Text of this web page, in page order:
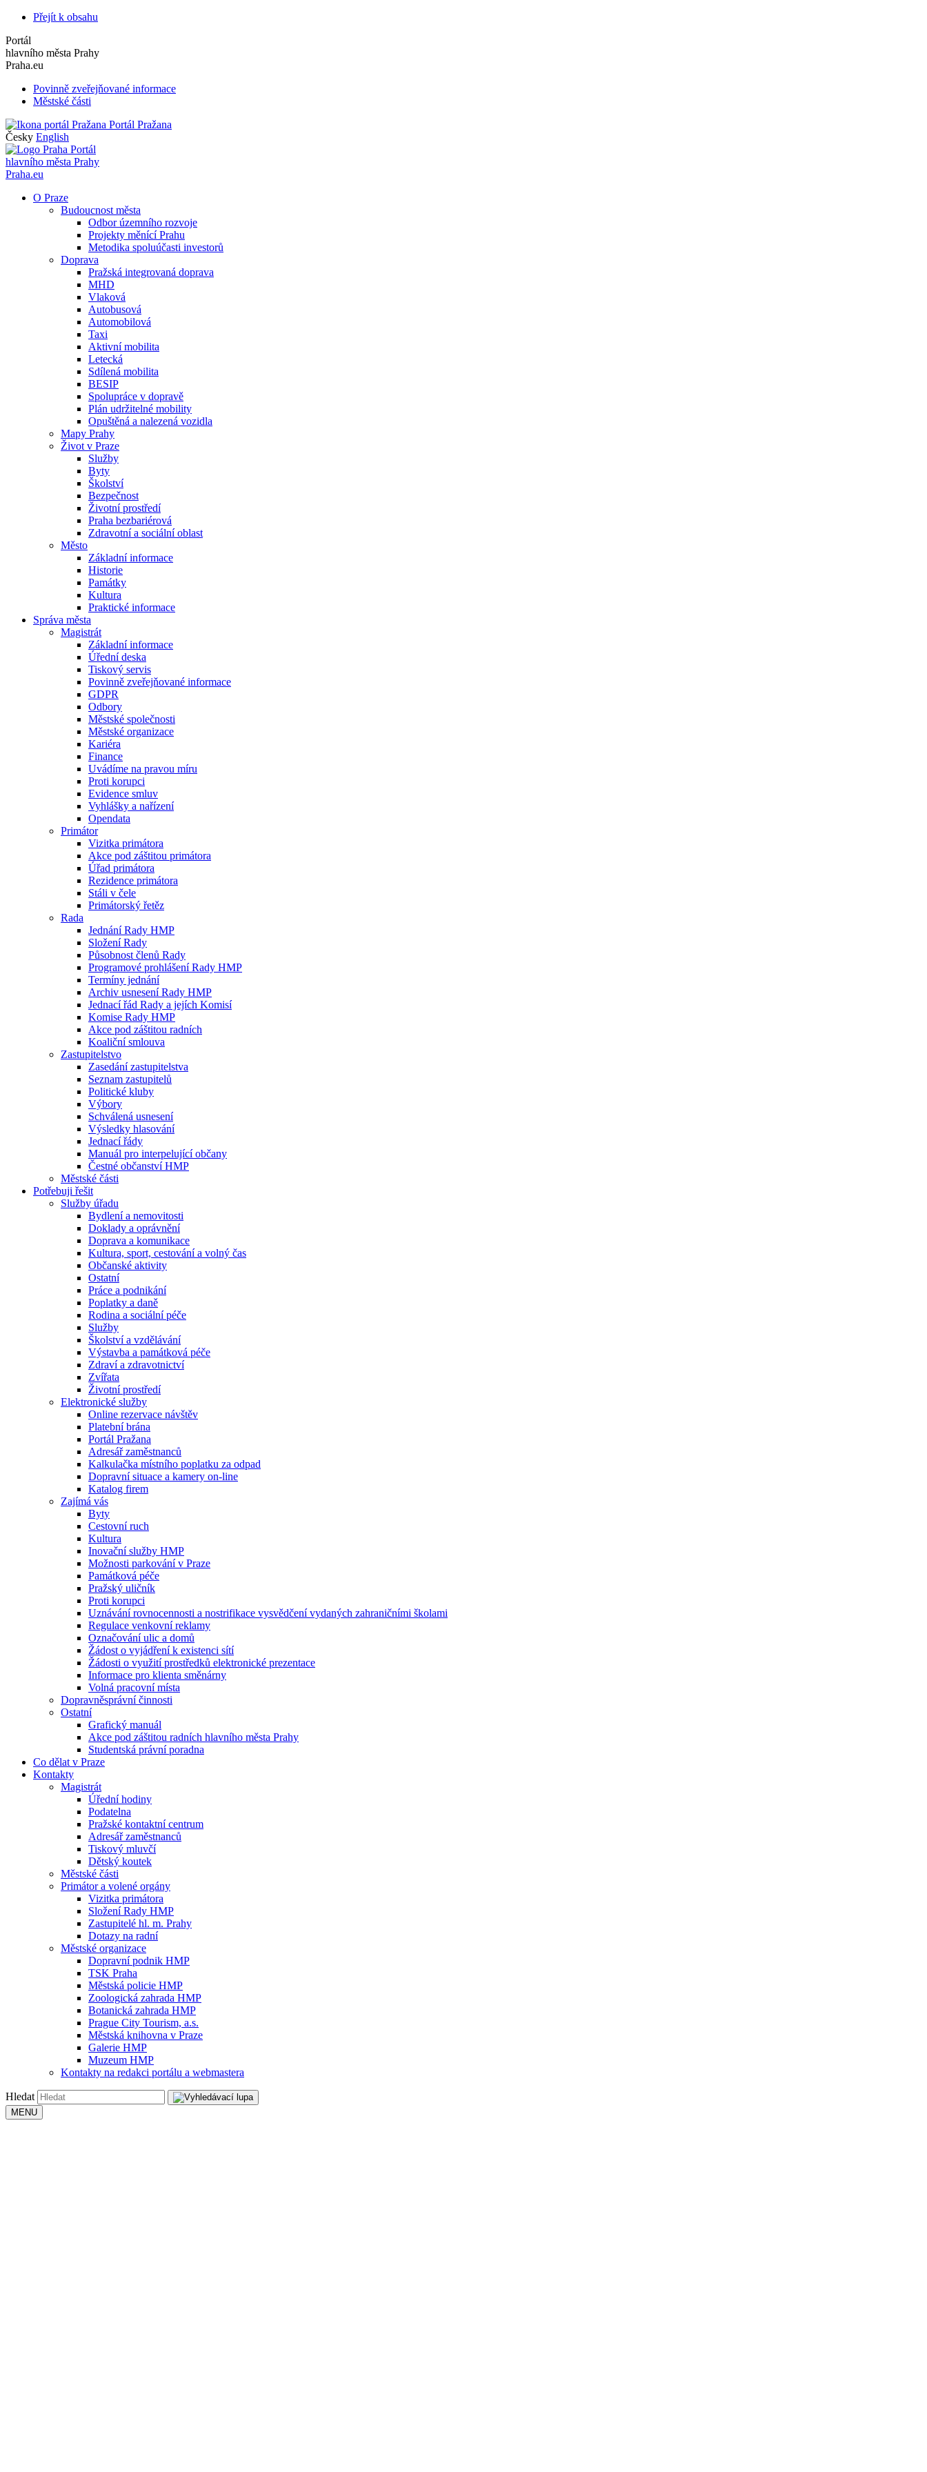
Přejít k obsahu
Portál
hlavního města Prahy
Praha.eu
Povinně zveřejňované informace
Městské části
Portál Pražana
Česky English
Portál
hlavního města Prahy
Praha.eu
O Praze
Budoucnost města
Odbor územního rozvoje
Projekty měnící Prahu
Metodika spoluúčasti investorů
Doprava
Pražská integrovaná doprava
MHD
Vlaková
Autobusová
Automobilová
Taxi
Aktivní mobilita
Letecká
Sdílená mobilita
BESIP
Spolupráce v dopravě
Plán udržitelné mobility
Opuštěná a nalezená vozidla
Mapy Prahy
Život v Praze
Služby
Byty
Školství
Bezpečnost
Životní prostředí
Praha bezbariérová
Zdravotní a sociální oblast
Město
Základní informace
Historie
Památky
Kultura
Praktické informace
Správa města
Magistrát
Základní informace
Úřední deska
Tiskový servis
Povinně zveřejňované informace
GDPR
Odbory
Městské společnosti
Městské organizace
Kariéra
Finance
Uvádíme na pravou míru
Proti korupci
Evidence smluv
Vyhlášky a nařízení
Opendata
Primátor
Vizitka primátora
Akce pod záštitou primátora
Úřad primátora
Rezidence primátora
Stáli v čele
Primátorský řetěz
Rada
Jednání Rady HMP
Složení Rady
Působnost členů Rady
Programové prohlášení Rady HMP
Termíny jednání
Archiv usnesení Rady HMP
Jednací řád Rady a jejích Komisí
Komise Rady HMP
Akce pod záštitou radních
Koaliční smlouva
Zastupitelstvo
Zasedání zastupitelstva
Seznam zastupitelů
Politické kluby
Výbory
Schválená usnesení
Výsledky hlasování
Jednací řády
Manuál pro interpelující občany
Čestné občanství HMP
Městské části
Potřebuji řešit
Služby úřadu
Bydlení a nemovitosti
Doklady a oprávnění
Doprava a komunikace
Kultura, sport, cestování a volný čas
Občanské aktivity
Ostatní
Práce a podnikání
Poplatky a daně
Rodina a sociální péče
Služby
Školství a vzdělávání
Výstavba a památková péče
Zdraví a zdravotnictví
Zvířata
Životní prostředí
Elektronické služby
Online rezervace návštěv
Platební brána
Portál Pražana
Adresář zaměstnanců
Kalkulačka místního poplatku za odpad
Dopravní situace a kamery on-line
Katalog firem
Zajímá vás
Byty
Cestovní ruch
Kultura
Inovační služby HMP
Možnosti parkování v Praze
Památková péče
Pražský uličník
Proti korupci
Uznávání rovnocennosti a nostrifikace vysvědčení vydaných zahraničními školami
Regulace venkovní reklamy
Označování ulic a domů
Žádost o vyjádření k existenci sítí
Žádosti o využití prostředků elektronické prezentace
Informace pro klienta směnárny
Volná pracovní místa
Dopravněsprávní činnosti
Ostatní
Grafický manuál
Akce pod záštitou radních hlavního města Prahy
Studentská právní poradna
Co dělat v Praze
Kontakty
Magistrát
Úřední hodiny
Podatelna
Pražské kontaktní centrum
Adresář zaměstnanců
Tiskový mluvčí
Dětský koutek
Městské části
Primátor a volené orgány
Vizitka primátora
Složení Rady HMP
Zastupitelé hl. m. Prahy
Dotazy na radní
Městské organizace
Dopravní podnik HMP
TSK Praha
Městská policie HMP
Zoologická zahrada HMP
Botanická zahrada HMP
Prague City Tourism, a.s.
Městská knihovna v Praze
Galerie HMP
Muzeum HMP
Kontakty na redakci portálu a webmastera
Hledat
MENU